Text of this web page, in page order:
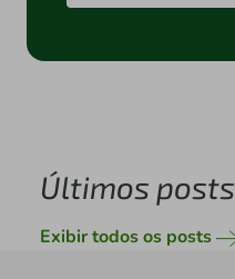
Últimos posts
Exibir todos os posts